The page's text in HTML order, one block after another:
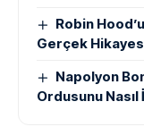
Robin
Gerçek
Napolyon
Ordusunu